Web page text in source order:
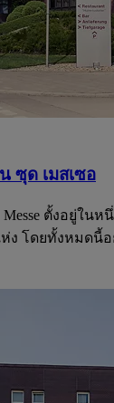
ซุด เมสเซอ
Messe ตั้งอ
โดยทั้งหมดนี้อ